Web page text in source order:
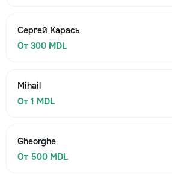
Сергей Карась
От 300 MDL
Mihail
От 1 MDL
Gheorghe
От 500 MDL